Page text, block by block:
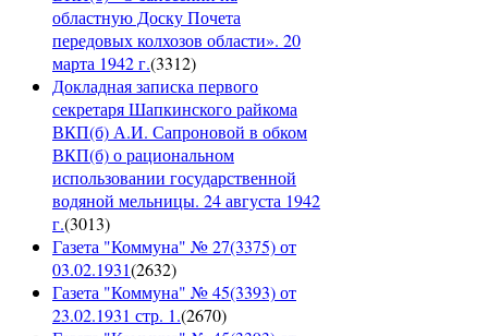
областную Доску Почета
передовых колхозов области». 20
марта 1942 г.(3312)
Докладная записка первого
секретаря Шапкинского райкома
ВКП(б) А.И. Сапроновой в обком
ВКП(б) о рациональном
использовании государственной
водяной мельницы. 24 августа 1942
г.(3013)
Газета "Коммуна" № 27(3375) от
03.02.1931(2632)
Газета "Коммуна" № 45(3393) от
23.02.1931 стр. 1.(2670)